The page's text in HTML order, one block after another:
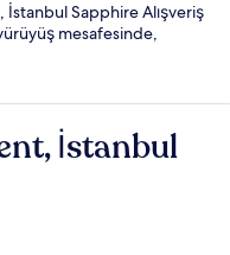
Sapphire Alışveriş
mesafesinde,
İstanbul